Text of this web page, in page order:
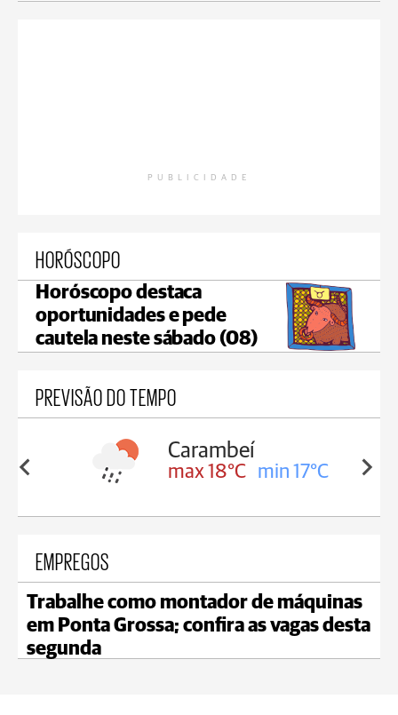
PUBLICIDADE
HORÓSCOPO
Horóscopo destaca
oportunidades e pede
cautela neste sábado (08)
PREVISÃO DO TEMPO
18°C
Carambeí
max 18°C min 17°C
EMPREGOS
Trabalhe como montador de máquinas
em Ponta Grossa; confira as vagas desta
segunda